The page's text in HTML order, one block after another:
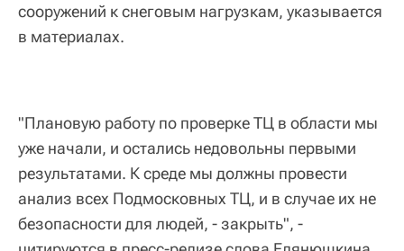
сооружений к снеговым нагрузкам, указывается
в материалах.
"Плановую работу по проверке ТЦ в области мы
уже начали, и остались недовольны первыми
результатами. К среде мы должны провести
анализ всех Подмосковных ТЦ, и в случае их не
безопасности для людей, - закрыть", -